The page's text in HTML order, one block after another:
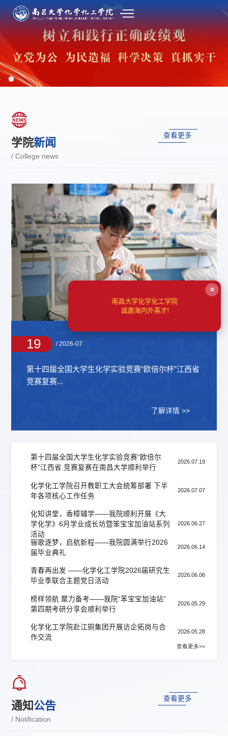
学院新闻
/ College news
查看更多
19 / 2026-07
第十四届全国大学生化学实验竞赛“欧倍尔杯”江西省
竞赛复赛...
了解详情 >>
第十四届全国大学生化学实验竞赛“欧倍尔
杯”江西省 竞赛复赛在南昌大学顺利举行
2026.07.19
‌化学化工学院召开教职工大会统筹部署 下半
年各项核心工作任务
2026.07.07
化知讲堂，香樟辅学——我院顺利开展《大
学化学》6月学业成长坊暨笨宝宝加油站系列
活动
2026.06.27
骊歌逐梦，启航新程——我院圆满举行2026
届毕业典礼
2026.06.14
青春再出发 ——化学化工学院2026届研究生
毕业季联合主题党日活动
2026.06.06
榜样领航 聚力备考——我院“苯宝宝加油站”
第四期考研分享会顺利举行
2026.05.29
化学化工学院赴江铜集团开展访企拓岗与合
作交流
2026.05.28
查看更多>>
通知公告
/ Notification
查看更多
诚邀海内外英才!